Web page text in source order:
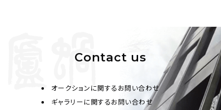
Contact us
オークションに関するお問い合わせ
ギャラリーに関するお問い合わせ